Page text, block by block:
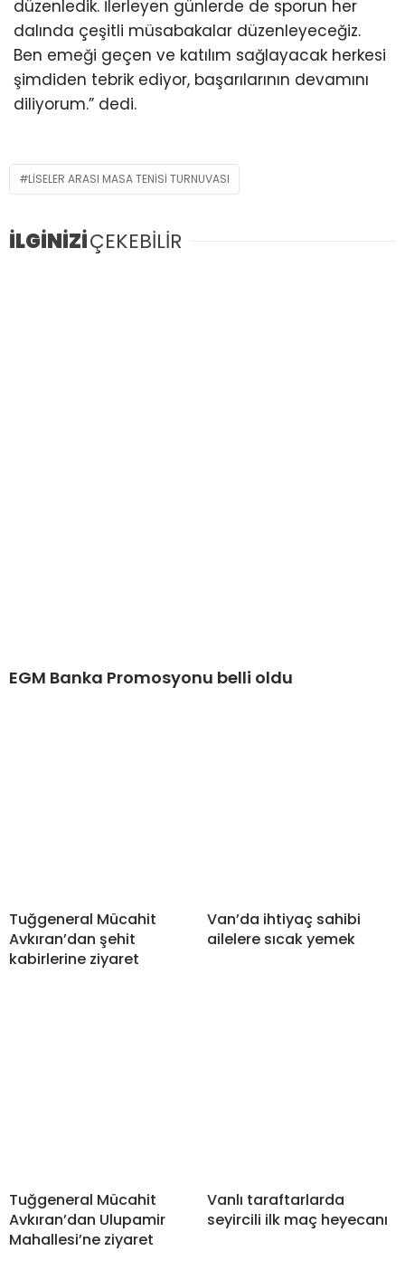
düzenledik. İlerleyen günlerde de sporun her
dalında çeşitli müsabakalar düzenleyeceğiz.
Ben emeği geçen ve katılım sağlayacak herkesi
şimdiden tebrik ediyor, başarılarının devamını
diliyorum.” dedi.
LİSELER ARASI MASA TENİSİ TURNUVASI
İLGİNİZİÇEKEBİLİR
EGM Banka Promosyonu belli oldu
Tuğgeneral Mücahit
Avkıran’dan şehit
kabirlerine ziyaret
Van’da ihtiyaç sahibi
ailelere sıcak yemek
Tuğgeneral Mücahit
Avkıran’dan Ulupamir
Mahallesi’ne ziyaret
Vanlı taraftarlarda
seyircili ilk maç heyecanı